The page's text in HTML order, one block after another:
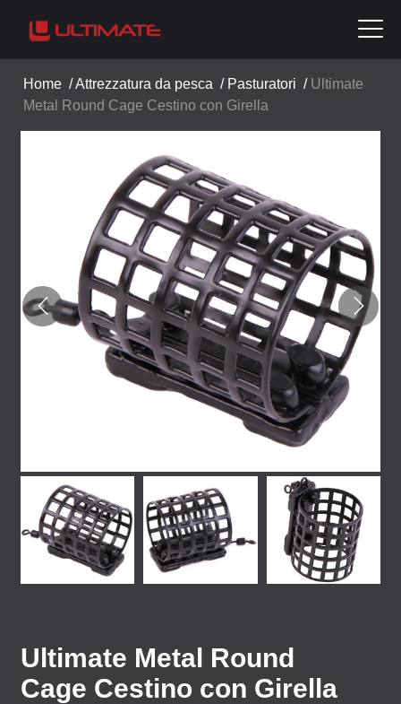
Home /Attrezzatura da pesca / Pasturatori / Ultimate
Metal Round Cage Cestino con Girella
Ultimate Metal Round
Cage Cestino con Girella